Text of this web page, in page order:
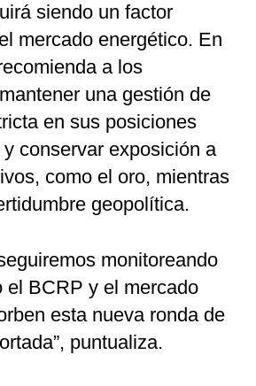
siendo un factor
mercado energético. En
a los
una gestión de
en sus posiciones
conservar exposición a
como el oro, mientras
geopolítica.
monitoreando
el BCRP y el mercado
esta nueva ronda de
puntualiza.